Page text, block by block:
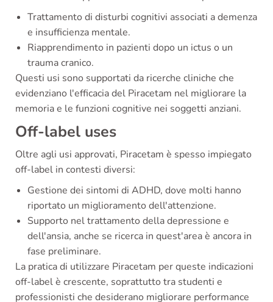
Trattamento di disturbi cognitivi associati a demenza
e insufficienza mentale.
Riapprendimento in pazienti dopo un ictus o un
trauma cranico.
Questi usi sono supportati da ricerche cliniche che
evidenziano l'efficacia del Piracetam nel migliorare la
memoria e le funzioni cognitive nei soggetti anziani.
Off-label uses
Oltre agli usi approvati, Piracetam è spesso impiegato
off-label in contesti diversi:
Gestione dei sintomi di ADHD, dove molti hanno
riportato un miglioramento dell'attenzione.
Supporto nel trattamento della depressione e
dell'ansia, anche se ricerca in quest'area è ancora in
fase preliminare.
La pratica di utilizzare Piracetam per queste indicazioni
off-label è crescente, soprattutto tra studenti e
professionisti che desiderano migliorare performance